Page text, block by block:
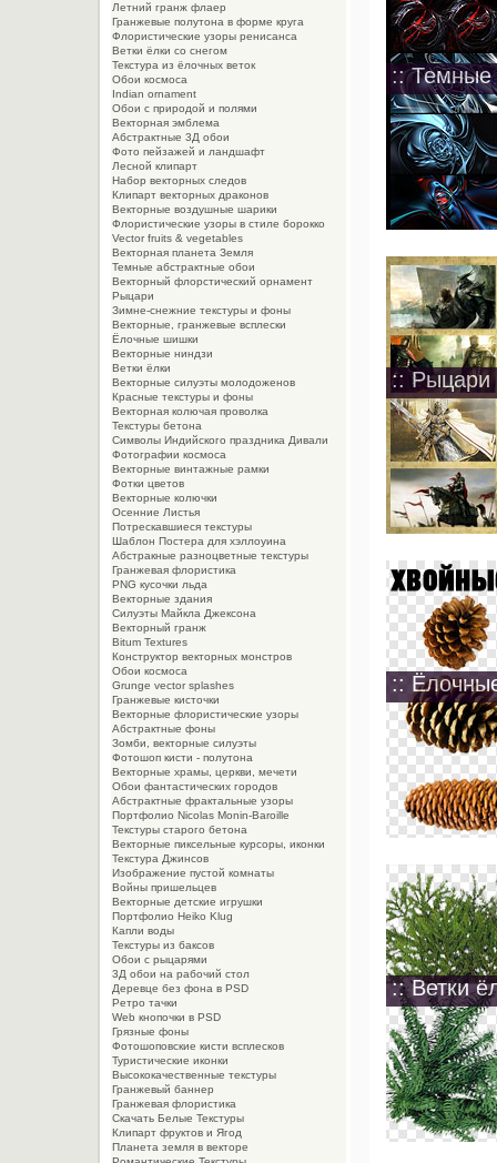
:: Темные
:: Рыцари
::
:: Ветки
Летний гранж флаер
Гранжевые полутона в форме круга
Флористические узоры ренисанса
Ветки ёлки со снегом
Текстура из ёлочных веток
Обои космоса
Indian ornament
Обои с природой и полями
Векторная эмблема
Абстрактные 3Д обои
Фото пейзажей и ландшафт
Лесной клипарт
Набор векторных следов
Клипарт векторных драконов
Векторные воздушные шарики
Флористические узоры в стиле борокко
Vector fruits & vegetables
Векторная планета Земля
Темные абстрактные обои
Векторный флорстический орнамент
Рыцари
Зимне-снежние текстуры и фоны
Векторные, гранжевые всплески
Ёлочные шишки
Векторные ниндзи
Ветки ёлки
Векторные силуэты молодоженов
Красные текстуры и фоны
Векторная колючая проволка
Текстуры бетона
Символы Индийского праздника Дивали
Фотографии космоса
Векторные винтажные рамки
Фотки цветов
Векторные колючки
Осенние Листья
Потрескавшиеся текстуры
Шаблон Постера для хэллоуина
Абстракные разноцветные текстуры
Гранжевая флористика
PNG кусочки льда
Векторные здания
Силуэты Майкла Джексона
Векторный гранж
Bitum Textures
Конструктор векторных монстров
Обои космоса
Grunge vector splashes
Гранжевые кисточки
Векторные флористические узоры
Абстрактные фоны
Зомби, векторные силуэты
Фотошоп кисти - полутона
Векторные храмы, церкви, мечети
Обои фантастических городов
Абстрактные фрактальные узоры
Портфолио Nicolas Monin-Baroille
Текстуры старого бетона
Векторные пиксельные курсоры, иконки
Текстура Джинсов
Изображение пустой комнаты
Войны пришельцев
Векторные детские игрушки
Портфолио Heiko Klug
Капли воды
Текстуры из баксов
Обои с рыцарями
3Д обои на рабочий стол
Деревце без фона в PSD
Ретро тачки
Web кнопочки в PSD
Грязные фоны
Фотошоповские кисти всплесков
Туристические иконки
Высококачественные текстуры
Гранжевый баннер
Гранжевая флористика
Скачать Белые Текстуры
Клипарт фруктов и Ягод
Планета земля в векторе